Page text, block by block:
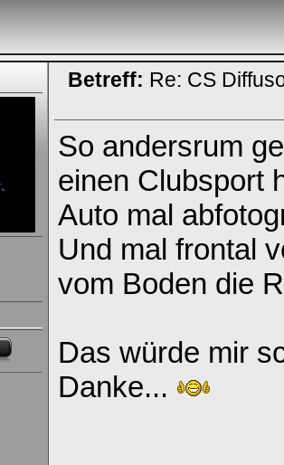
Benutzernamen
und
Kennwort
ein,
Passwort:
Bei jedem Besuch
automatisch einloggen.
Betreff: Re: CS
So andersrum
einen Clubsport
Auto mal
Und mal frontal
vom Boden die
Das würde mir
Danke...